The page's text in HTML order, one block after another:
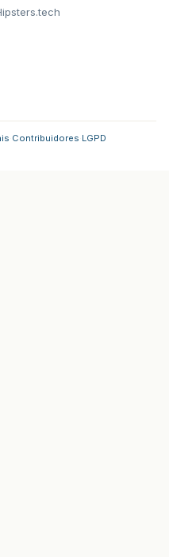
Contribuidores LGPD